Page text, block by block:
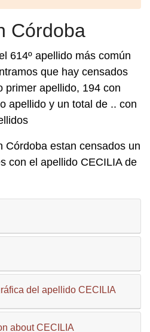
Córdoba
614º apellido más común
que hay censados
primer apellido, 194 con
apellido y un total de .. con
Córdoba estan censados un
con el apellido CECILIA de
del apellido CECILIA
about CECILIA